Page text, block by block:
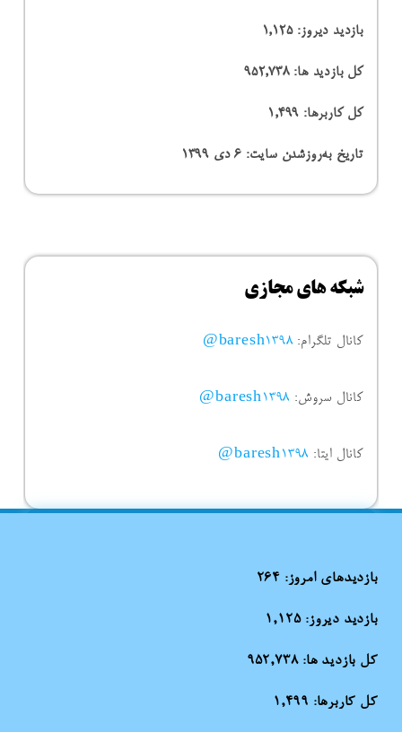
بازدید دیروز:1,125
کل بازدید ها:952,738
کل کاربرها: 1,499
تاریخ به‌روزشدن سایت:۶ دی ۱۳۹۹
شبکه های مجازی
کانال تلگرام: baresh1398@
کانال سروش: baresh1398@
کانال ایتا: baresh1398@
بازدیدهای امروز:264
بازدید دیروز:1,125
کل بازدید ها:952,738
کل کاربرها: 1,499